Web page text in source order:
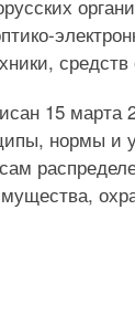
15 марта
нормы и